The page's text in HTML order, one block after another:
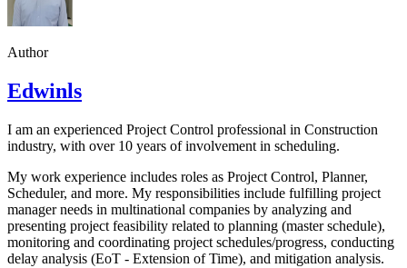
Author
Edwinls
I am an experienced Project Control professional in Construction
industry, with over 10 years of involvement in scheduling.
My work experience includes roles as Project Control, Planner,
Scheduler, and more. My responsibilities include fulfilling project
manager needs in multinational companies by analyzing and
presenting project feasibility related to planning (master schedule),
monitoring and coordinating project schedules/progress, conducting
delay analysis (EoT - Extension of Time), and mitigation analysis.